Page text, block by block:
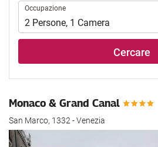
Occupazione
Occupazione
2 Persone, 1 Camera
Cercare
Monaco & Grand Canal
San Marco, 1332 - Venezia